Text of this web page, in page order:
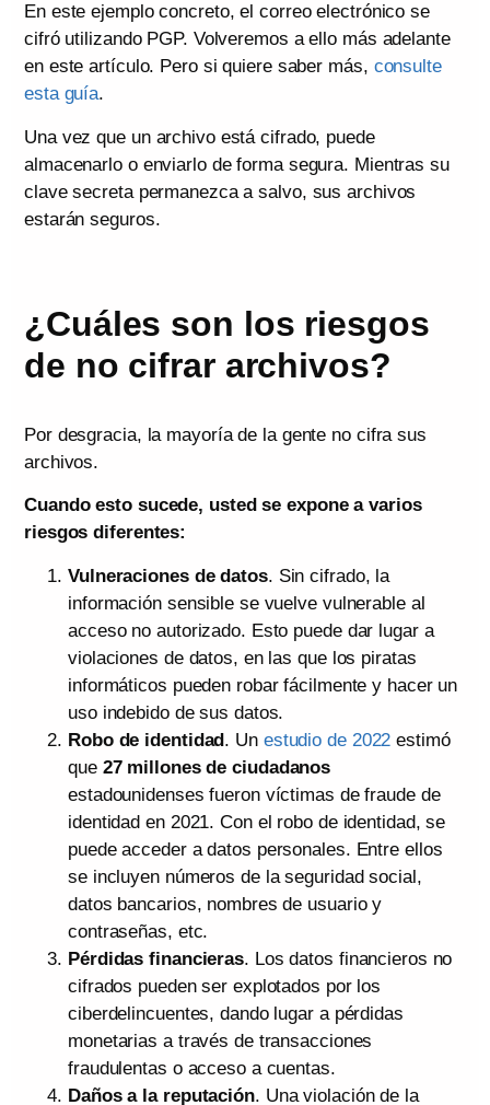
En este ejemplo concreto, el correo electrónico se
cifró utilizando PGP. Volveremos a ello más adelante
en este artículo. Pero si quiere saber más, consulte
esta guía.
Una vez que un archivo está cifrado, puede
almacenarlo o enviarlo de forma segura. Mientras su
clave secreta permanezca a salvo, sus archivos
estarán seguros.
¿Cuáles son los riesgos
de no cifrar archivos?
Por desgracia, la mayoría de la gente no cifra sus
archivos.
Cuando esto sucede, usted se expone a varios
riesgos diferentes:
Vulneraciones de datos. Sin cifrado, la
información sensible se vuelve vulnerable al
acceso no autorizado. Esto puede dar lugar a
violaciones de datos, en las que los piratas
informáticos pueden robar fácilmente y hacer un
uso indebido de sus datos.
Robo de identidad. Un estudio de 2022 estimó
que 27 millones de ciudadanos
estadounidenses fueron víctimas de fraude de
identidad en 2021. Con el robo de identidad, se
puede acceder a datos personales. Entre ellos
se incluyen números de la seguridad social,
datos bancarios, nombres de usuario y
contraseñas, etc.
Pérdidas financieras. Los datos financieros no
cifrados pueden ser explotados por los
ciberdelincuentes, dando lugar a pérdidas
monetarias a través de transacciones
fraudulentas o acceso a cuentas.
Daños a la reputación. Una violación de la